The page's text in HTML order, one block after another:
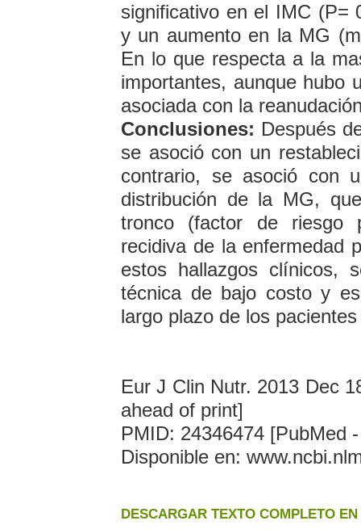
significativo en el IMC (P=
y un aumento en la MG
En lo que respecta a la
importantes, aunque hubo
asociada con la
Conclusiones: Después
se asoció con un
contrario, se asoció con
distribución de la MG,
tronco (factor de riesgo
recidiva de la enfermedad
estos hallazgos clínicos,
técnica de bajo costo y
largo plazo de los
Eur J Clin Nutr. 2013 Dec
ahead of print]
PMID: 24346474 [PubMed
Disponible en:
DESCARGAR TEXTO COMPLETO EN